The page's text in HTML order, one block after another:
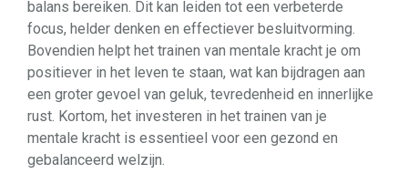
balans bereiken. Dit kan leiden tot een verbeterde
focus, helder denken en effectiever besluitvorming.
Bovendien helpt het trainen van mentale kracht je om
positiever in het leven te staan, wat kan bijdragen aan
een groter gevoel van geluk, tevredenheid en innerlijke
rust. Kortom, het investeren in het trainen van je
mentale kracht is essentieel voor een gezond en
gebalanceerd welzijn.